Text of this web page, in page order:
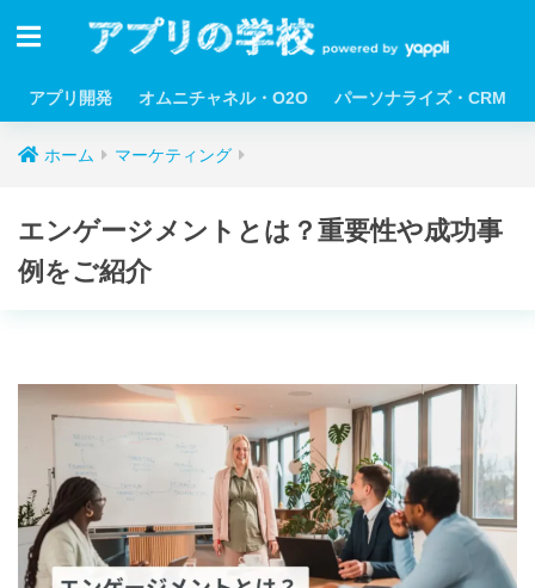
アプリ開発 オムニチャネル・O2O パーソナライズ・CRM
ホーム マーケティング
エンゲージメントとは？重要性や成功事
例をご紹介